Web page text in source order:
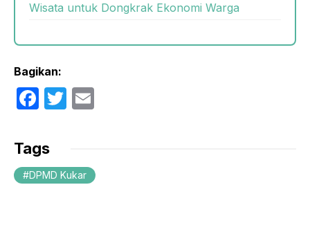
Wisata untuk Dongkrak Ekonomi Warga
Bagikan:
F
c
e
b
T
er
Tags
DPMD Kukar